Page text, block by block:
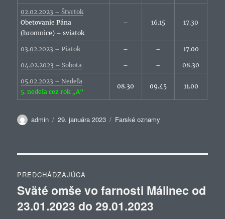
02.02.2023 – Štvrtok
Obetovanie Pána
(hromnice) – sviatok
– 16.15 17.30
03.02.2023 – Piatok – – 17.00
04.02.2023 – Sobota – – 08.30
05.02.2023 – Nedeľa
5. nedeľa cez rok „A“
08.30 09.45 11.00
Autor
admin Publikované
29. januára 2023 Kategórie
Farské oznamy
v
článku
PREDCHÁDZAJÚCA
Predchádzajúci
článok:
Sväté omše vo farnosti Málinec od
23.01.2023 do 29.01.2023